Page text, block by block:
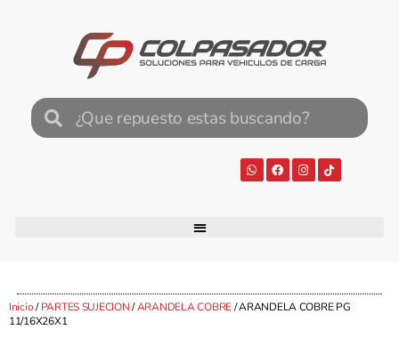
Inicio/PARTES SUJECION/ARANDELA COBRE/ ARANDELA COBRE PG
11/16X26X1